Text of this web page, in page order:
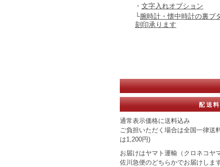
・ 文字入れオプション
└腕時計・懐中時計の裏ブ
刻印承ります
配送料
通常表示価格に送料込み
ご負担いただく場合は全国一律送
は1,200円)
お届けはヤマト運輸（クロネコヤ
佐川急便のどちらかでお届けしま